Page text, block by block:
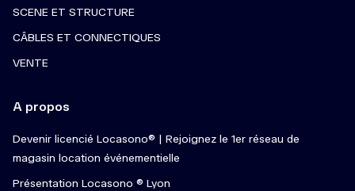
SCENE ET STRUCTURE
CÂBLES ET CONNECTIQUES
VENTE
A propos
Devenir licencié Locasono® | Rejoignez le 1er réseau de
magasin location événementielle
Présentation Locasono ® Lyon